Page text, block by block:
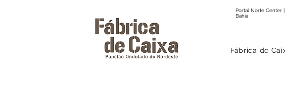
Portal Norte Center
Bahia
Fábrica de